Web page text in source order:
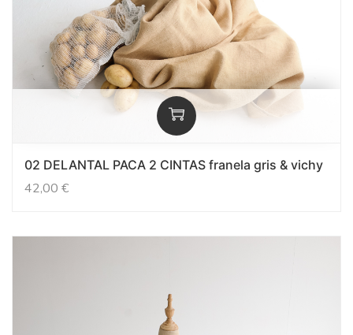
02 DELANTAL PACA 2 CINTAS franela gris & vichy
42,00 €